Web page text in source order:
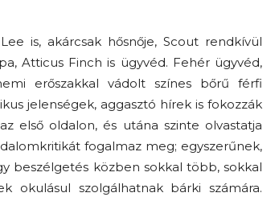
is, akárcsak hősnője, Scout rendkívül
Atticus Finch is ügyvéd. Fehér ügyvéd,
erőszakkal vádolt színes bőrű férfi
jelenségek, aggasztó hírek is fokozzák
első oldalon, és utána szinte olvastatja
fogalmaz meg; egyszerűnek,
beszélgetés közben sokkal több, sokkal
szolgálhatnak bárki számára.